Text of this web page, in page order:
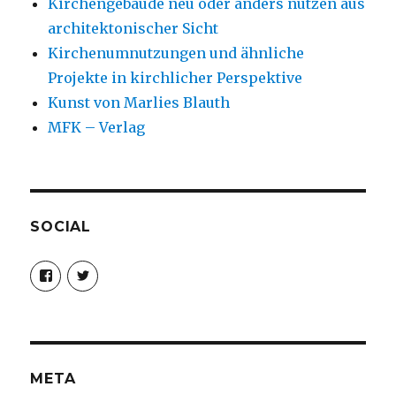
Kirchengebäude neu oder anders nutzen aus
architektonischer Sicht
Kirchenumnutzungen und ähnliche
Projekte in kirchlicher Perspektive
Kunst von Marlies Blauth
MFK – Verlag
SOCIAL
Profil
von
christoph.fleischer1
anzeigen
Profil
von
anzeigen
META